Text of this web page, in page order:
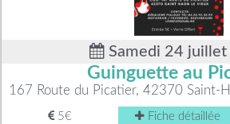
Samedi 24
Guinguette au
167 Route du Picatier, 42370 Saint-
5€ Fiche détaillée